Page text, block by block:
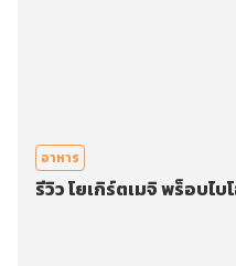
อาหาร
รีวิว โยเกิร์ตเมจิ พร็อบไ